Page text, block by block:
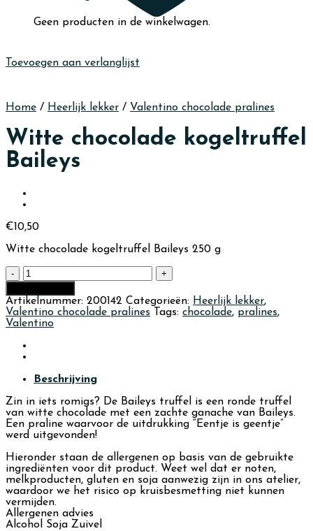
Geen producten in de winkelwagen.
Toevoegen aan verlanglijst
Home / Heerlijk lekker / Valentino chocolade pralines
Witte chocolade kogeltruffel
Baileys
€10,50
Witte chocolade kogeltruffel Baileys 250 g
Witte
chocolade
kogeltruffel
Baileys
aantal
Artikelnummer: 200142 Categorieën: Heerlijk lekker,
Valentino chocolade pralines
Tags: chocolade, pralines,
Valentino
Beschrijving
Zin in iets romigs? De Baileys truffel is een ronde truffel
van witte chocolade met een zachte ganache van Baileys.
Een praline waarvoor de uitdrukking “Eentje is geentje”
werd uitgevonden!
Hieronder staan de allergenen op basis van de gebruikte
ingrediënten voor dit product. Weet wel dat er noten,
melkproducten, gluten en soja aanwezig zijn in ons atelier,
waardoor we het risico op kruisbesmetting niet kunnen
vermijden.
Allergenen advies
Alcohol Soja Zuivel